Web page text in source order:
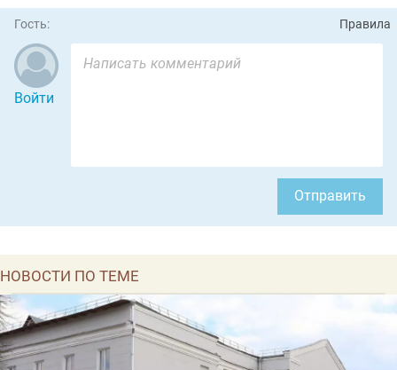
Гость: Правила
Войти
Отправить
НОВОСТИ ПО ТЕМЕ